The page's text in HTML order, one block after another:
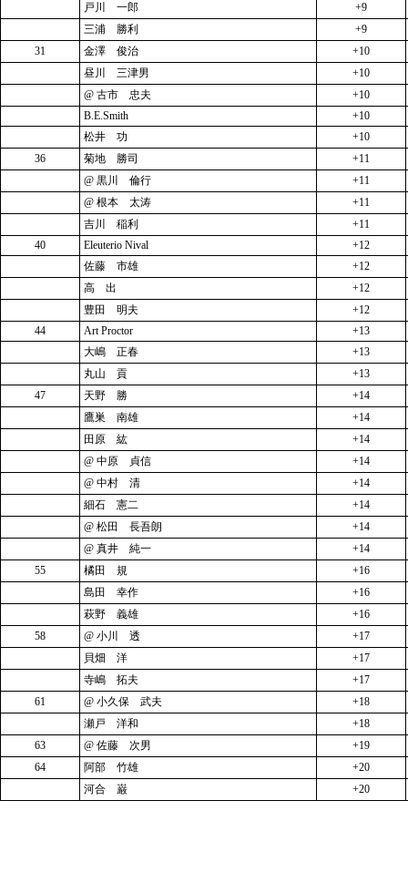
戸川 一郎
+9
三浦 勝利
+9
31
金澤 俊治
+10
昼川 三津男
+10
@ 古市 忠夫
+10
B.E.Smith
+10
松井 功
+10
36
菊地 勝司
+11
@ 黒川 倫行
+11
@ 根本 太涛
+11
吉川 稲利
+11
40
Eleuterio Nival
+12
佐藤 市雄
+12
高 出
+12
豊田 明夫
+12
44
Art Proctor
+13
大嶋 正春
+13
丸山 貢
+13
47
天野 勝
+14
鷹巣 南雄
+14
田原 紘
+14
@ 中原 貞信
+14
@ 中村 清
+14
細石 憲二
+14
@ 松田 長吾朗
+14
@ 真井 純一
+14
55
橘田 規
+16
島田 幸作
+16
萩野 義雄
+16
58
@ 小川 透
+17
貝畑 洋
+17
寺嶋 拓夫
+17
61
@ 小久保 武夫
+18
瀬戸 洋和
+18
63
@ 佐藤 次男
+19
64
阿部 竹雄
+20
河合 巌
+20